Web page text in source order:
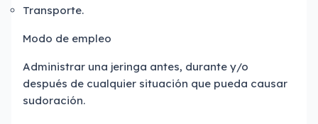
Transporte.
Modo de empleo
Administrar una jeringa antes, durante y/o
después de cualquier situación que pueda causar
sudoración.